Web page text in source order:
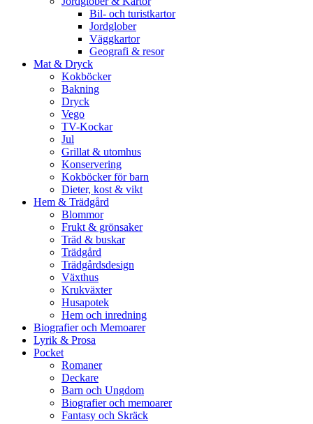
Bil- och turistkartor
Jordglober
Väggkartor
Geografi & resor
Mat & Dryck
Kokböcker
Bakning
Dryck
Vego
TV-Kockar
Jul
Grillat & utomhus
Konservering
Kokböcker för barn
Dieter, kost & vikt
Hem & Trädgård
Blommor
Frukt & grönsaker
Träd & buskar
Trädgård
Trädgårdsdesign
Växthus
Krukväxter
Husapotek
Hem och inredning
Biografier och Memoarer
Lyrik & Prosa
Pocket
Romaner
Deckare
Barn och Ungdom
Biografier och memoarer
Fantasy och Skräck